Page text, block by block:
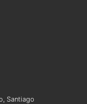
Santiago